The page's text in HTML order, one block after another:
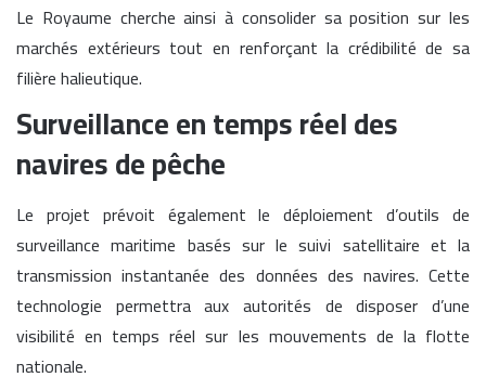
Le Royaume cherche ainsi à consolider sa position sur les
marchés extérieurs tout en renforçant la crédibilité de sa
filière halieutique.
Surveillance en temps réel des
navires de pêche
Le projet prévoit également le déploiement d’outils de
surveillance maritime basés sur le suivi satellitaire et la
transmission instantanée des données des navires. Cette
technologie permettra aux autorités de disposer d’une
visibilité en temps réel sur les mouvements de la flotte
nationale.